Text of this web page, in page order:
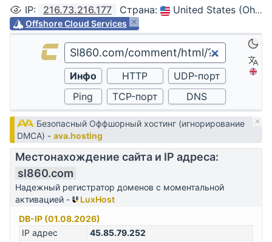
IP: 216.73.216.177 Страна: United States (Ohio, Columbus)
Offshore Cloud Services
Безопасный Оффшорный хостинг (игнорирование
DMCA) - ava.hosting
Местонахождение сайта и IP адреса:
sl860.com
Надежный регистратор доменов с моментальной
активацией -
LuxHost
DB-IP (01.08.2026)
IP адрес
45.85.79.252